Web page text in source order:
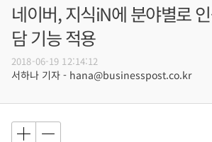
네이버, 지식iN에 분야별로
담 기능 적용
2018-06-19 12:14:12
서하나 기자 - hana@businesspost.co.kr